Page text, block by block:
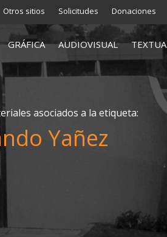
Otros sitios Solicitudes Donaciones
GRÁFICA AUDIOVISUAL
asociados a la etiqueta:
Yañez